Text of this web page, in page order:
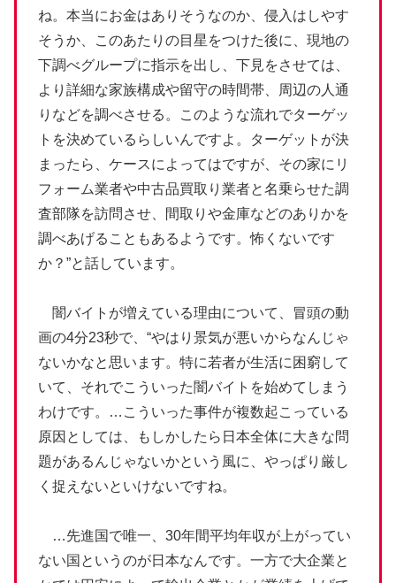
ね。本当にお金はありそうなのか、侵入はしやす
そうか、このあたりの目星をつけた後に、現地の
下調べグループに指示を出し、下見をさせては、
より詳細な家族構成や留守の時間帯、周辺の人通
りなどを調べさせる。このような流れでターゲッ
トを決めているらしいんですよ。ターゲットが決
まったら、ケースによってはですが、その家にリ
フォーム業者や中古品買取り業者と名乗らせた調
査部隊を訪問させ、間取りや金庫などのありかを
調べあげることもあるようです。怖くないです
か？”と話しています。
闇バイトが増えている理由について、冒頭の動
画の4分23秒で、“やはり景気が悪いからなんじゃ
ないかなと思います。特に若者が生活に困窮して
いて、それでこういった闇バイトを始めてしまう
わけです。…こういった事件が複数起こっている
原因としては、もしかしたら日本全体に大きな問
題があるんじゃないかという風に、やっぱり厳し
く捉えないといけないですね。
…先進国で唯一、30年間平均年収が上がってい
ない国というのが日本なんです。一方で大企業と